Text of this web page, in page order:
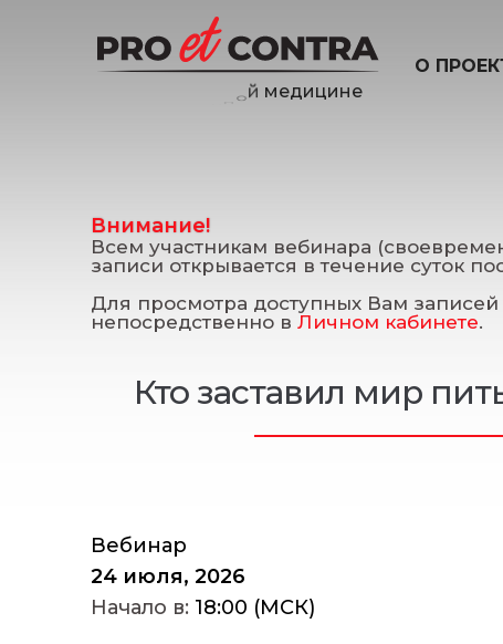
О
Внимание!
Всем участникам вебинара
записи открывается в течение суток
Для просмотра доступных Вам
непосредственно в Личном кабинете.
Кто заставил мир
Вебинар
24 июля, 2026
Начало в: 18:00 (МСК)